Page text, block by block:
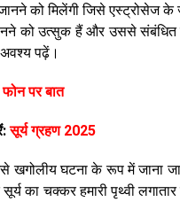
को मिलेंगी जिसे एस्ट्रोसेज के
को उत्सुक हैं और उससे संबंधित
पढ़ें।
फोन पर बात
सूर्य ग्रहण 2025
खगोलीय घटना के रूप में जाना
का चक्कर हमारी पृथ्वी